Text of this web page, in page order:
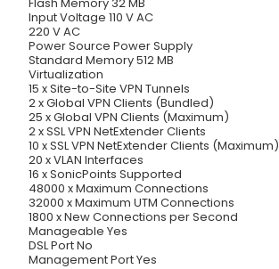
Input Voltage 110 V AC
220 V AC
Power Source Power Supply
Standard Memory 512 MB
Virtualization
15 x Site-to-Site VPN Tunnels
2 x Global VPN Clients (Bundled)
25 x Global VPN Clients (Maximum)
2 x SSL VPN NetExtender Clients
10 x SSL VPN NetExtender Clients (Maximum)
20 x VLAN Interfaces
16 x SonicPoints Supported
48000 x Maximum Connections
32000 x Maximum UTM Connections
1800 x New Connections per Second
Manageable Yes
DSL Port No
Management Port Yes